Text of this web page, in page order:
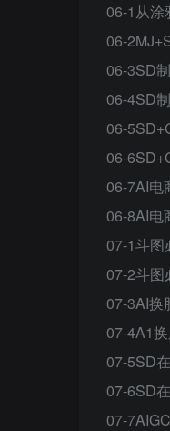
06-1从涂
06-
06-3SD
06-4SD
06-
06-
06-7AI电
06-8AI电
07-1斗图
07-2斗图
07-3AI换
07-4A1
07-5SD
07-6SD
07-